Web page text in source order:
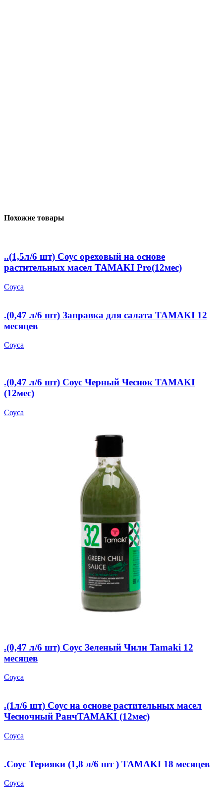
Похожие товары
..(1,5л/6 шт) Соус ореховый на основе
растительных масел TAMAKI Pro(12мес)
Соуса
.(0,47 л/6 шт) Заправка для салата TAMAKI 12
месяцев
Соуса
.(0,47 л/6 шт) Соус Черный Чеснок TAMAKI
(12мес)
Соуса
.(0,47 л/6 шт) Соус Зеленый Чили Tamaki 12
месяцев
Соуса
.(1л/6 шт) Соус на основе растительных масел
Чесночный РанчTAMAKI (12мес)
Соуса
.Соус Терияки (1,8 л/6 шт ) TAMAKI 18 месяцев
Соуса